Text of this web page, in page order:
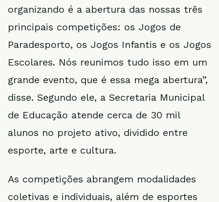
organizando é a abertura das nossas três
principais competições: os Jogos de
Paradesporto, os Jogos Infantis e os Jogos
Escolares. Nós reunimos tudo isso em um
grande evento, que é essa mega abertura”,
disse. Segundo ele, a Secretaria Municipal
de Educação atende cerca de 30 mil
alunos no projeto ativo, dividido entre
esporte, arte e cultura.
As competições abrangem modalidades
coletivas e individuais, além de esportes